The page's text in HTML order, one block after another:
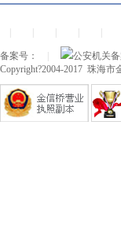
备案号： 公安机关备
Copyright?2004-2017 珠海